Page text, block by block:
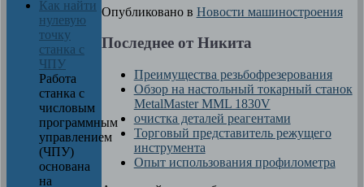
Опубликовано в Новости машиностроения
Последнее от Никита
Преимущества резьбофрезерования
Обзор на настольный токарный станок
MetalMaster MML 1830V
очистка деталей реагентами
Торговый представитель режущего
инструмента
Опыт использования профилометра
Как найти
нулевую
точку
станка с
ЧПУ
Работа
станка с
числовым
программным
управлением
(ЧПУ)
основана
на